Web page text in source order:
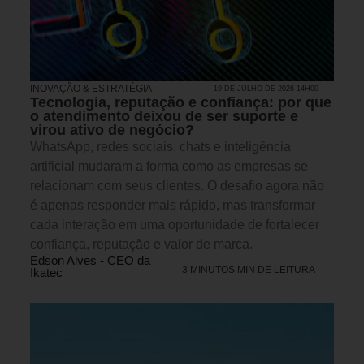
INOVAÇÃO & ESTRATÉGIA 19 DE JULHO DE 2026 14H00
Tecnologia, reputação e confiança: por que
o atendimento deixou de ser suporte e
virou ativo de negócio?
WhatsApp, redes sociais, chats e inteligência
artificial mudaram a forma como as empresas se
relacionam com seus clientes. O desafio agora não
é apenas responder mais rápido, mas transformar
cada interação em uma oportunidade de fortalecer
confiança, reputação e valor de marca.
Edson Alves - CEO da
Ikatec
3 MINUTOS MIN DE LEITURA